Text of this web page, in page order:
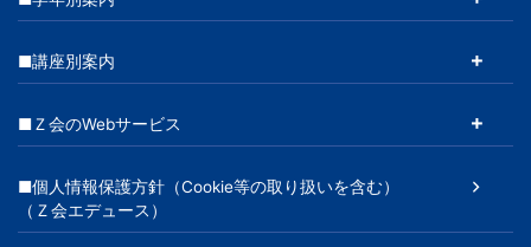
■講座別案内
■Ｚ会のWebサービス
■個人情報保護方針（Cookie等の取り扱いを含む）
（Ｚ会エデュース）